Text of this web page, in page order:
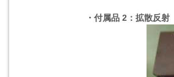
・付属品 2：拡散反